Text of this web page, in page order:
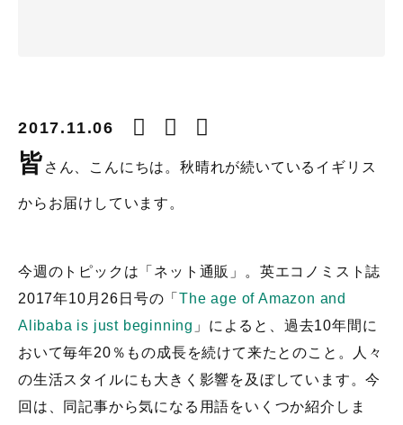
2017.11.06
皆 さん、こんにちは。秋晴れが続いているイギリス
からお届けしています。
今週のトピックは「ネット通販」。英エコノミスト誌
2017年10月26日号の「The age of Amazon and
Alibaba is just beginning 」によると、過去10年間に
おいて毎年20％もの成長を続けて来たとのこと。人々
の生活スタイルにも大きく影響を及ぼしています。今
回は、同記事から気になる用語をいくつか紹介しま